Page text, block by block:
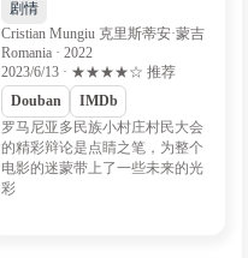
剧情
Cristian Mungiu 克里斯蒂安·蒙吉
Romania · 2022
2023/6/13 · ★★★★☆ 推荐
Douban
IMDb
罗马尼亚多民族小村庄村民大会
的精彩辩论是点睛之笔，为整个
电影的迷蒙带上了一些未来的光
彩